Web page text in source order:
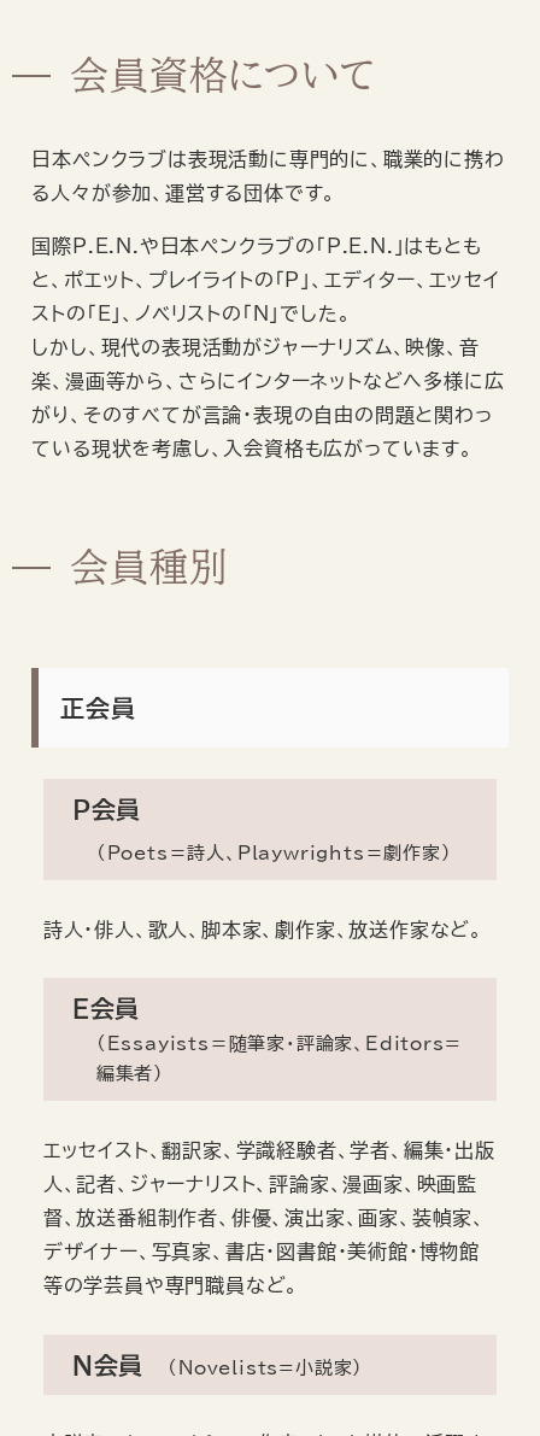
会員資格について
日本ペンクラブは表現活動に専門的に、職業的に携わ
る人々が参加、運営する団体です。
国際P.E.N.や日本ペンクラブの「P.E.N.」はもとも
と、ポエット、プレイライトの「P」、エディター、エッセイ
ストの「E」、ノベリストの「N」でした。
しかし、現代の表現活動がジャーナリズム、映像、音
楽、漫画等から、さらにインターネットなどへ多様に広
がり、そのすべてが言論・表現の自由の問題と関わっ
ている現状を考慮し、入会資格も広がっています。
会員種別
正会員
P会員
（Poets＝詩人、Playwrights＝劇作家）
詩人・俳人、歌人、脚本家、劇作家、放送作家など。
E会員
（Essayists＝随筆家・評論家、Editors=
編集者）
エッセイスト、翻訳家、学識経験者、学者、編集・出版
人、記者、ジャーナリスト、評論家、漫画家、映画監
督、放送番組制作者、俳優、演出家、画家、装幀家、
デザイナー、写真家、書店・図書館・美術館・博物館
等の学芸員や専門職員など。
N会員 （Novelists=小説家）